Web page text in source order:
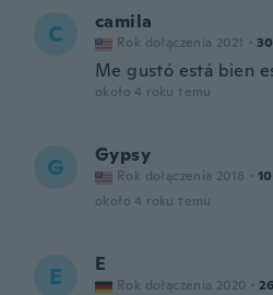
C camila
Rok dołączenia 2021 ·
Me gustó está bien
około 4 roku temu
G Gypsy
Rok dołączenia 2018 ·
około 4 roku temu
E E
Rok dołączenia 2020 · 26